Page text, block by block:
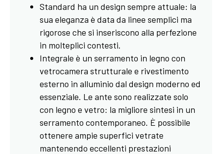
Standard ha un design sempre attuale: la
sua eleganza è data da linee semplici ma
rigorose che si inseriscono alla perfezione
in molteplici contesti.
Integrale è un serramento in legno con
vetrocamera strutturale e rivestimento
esterno in alluminio dal design moderno ed
essenziale. Le ante sono realizzate solo
con legno e vetro: la migliore sintesi in un
serramento contemporaneo. È possibile
ottenere ampie superfici vetrate
mantenendo eccellenti prestazioni